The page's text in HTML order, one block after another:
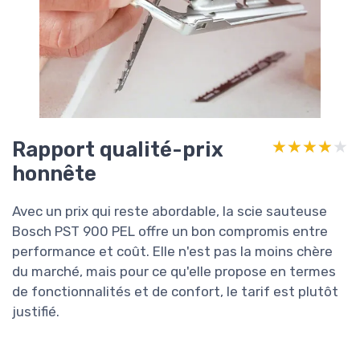
Rapport qualité-prix
honnête
★★★★★
★★★★★
Avec un prix qui reste abordable, la scie sauteuse
Bosch PST 900 PEL offre un bon compromis entre
performance et coût. Elle n'est pas la moins chère
du marché, mais pour ce qu'elle propose en termes
de fonctionnalités et de confort, le tarif est plutôt
justifié.